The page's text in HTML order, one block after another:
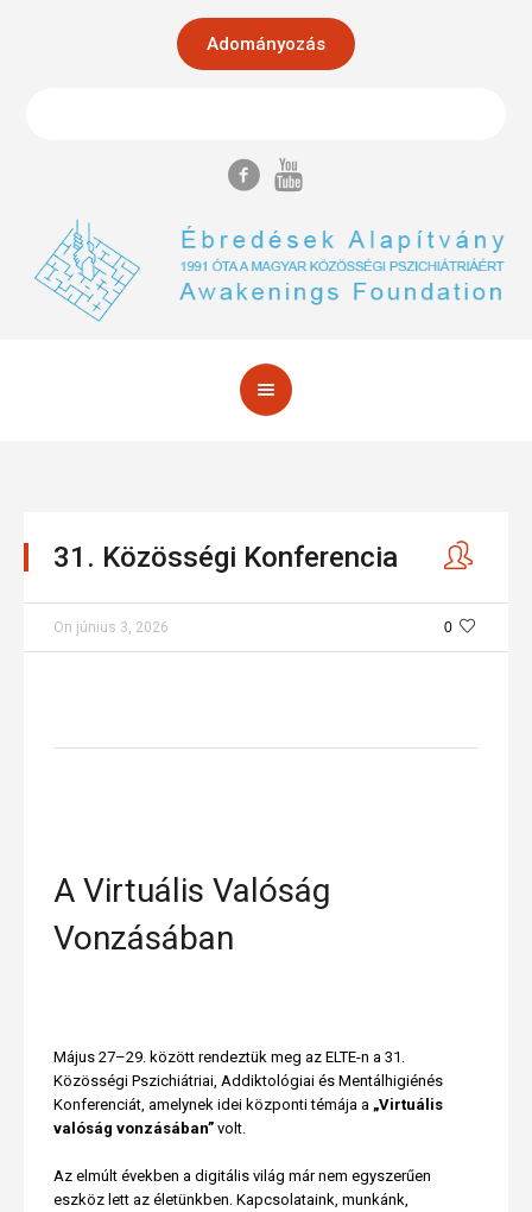
Adományozás
31. Közösségi Konferencia
0
On június 3, 2026
A Virtuális Valóság
Vonzásában
Május 27–29. között rendeztük meg az ELTE-n a 31.
Közösségi Pszichiátriai, Addiktológiai és Mentálhigiénés
Konferenciát, amelynek idei központi témája a „Virtuális
valóság vonzásában” volt.
Az elmúlt években a digitális világ már nem egyszerűen
eszköz lett az életünkben. Kapcsolataink, munkánk,